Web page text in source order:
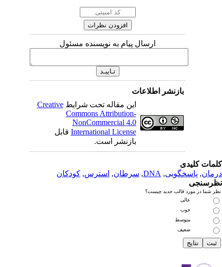
ارسال پیام به نویسنده مسئول
بازنشر اطلاعات
این مقاله تحت شرایطCreative
Commons Attribution-
NonCommercial 4.0
International Licenseقابل
بازنشر است.
,
DNA
,سرطان, استرس, کودکان
قالب جدید چیست؟
عالی
خوب
متوسط
ضعیف